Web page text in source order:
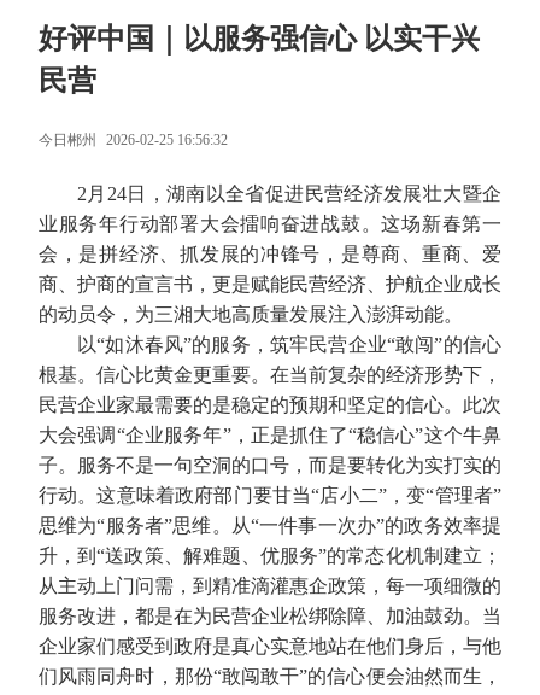
好评中国｜以服务强信心 以实干兴
民营
今日郴州 2026-02-25 16:56:32
2月24日，湖南以全省促进民营经济发展壮大暨企
业服务年行动部署大会擂响奋进战鼓。这场新春第一
会，是拼经济、抓发展的冲锋号，是尊商、重商、爱
商、护商的宣言书，更是赋能民营经济、护航企业成长
的动员令，为三湘大地高质量发展注入澎湃动能。
以“如沐春风”的服务，筑牢民营企业“敢闯”的信心
根基。信心比黄金更重要。在当前复杂的经济形势下，
民营企业家最需要的是稳定的预期和坚定的信心。此次
大会强调“企业服务年”，正是抓住了“稳信心”这个牛鼻
子。服务不是一句空洞的口号，而是要转化为实打实的
行动。这意味着政府部门要甘当“店小二”，变“管理者”
思维为“服务者”思维。从“一件事一次办”的政务效率提
升，到“送政策、解难题、优服务”的常态化机制建立；
从主动上门问需，到精准滴灌惠企政策，每一项细微的
服务改进，都是在为民营企业松绑除障、加油鼓劲。当
企业家们感受到政府是真心实意地站在他们身后，与他
们风雨同舟时，那份“敢闯敢干”的信心便会油然而生，